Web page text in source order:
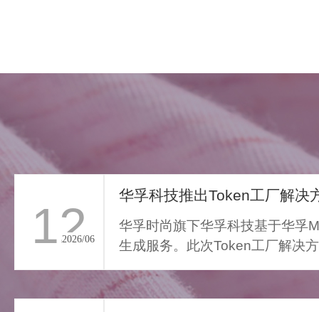
>
12
2026/06
华孚科技推出Token工厂解决
华孚时尚旗下华孚科技基于华孚
生成服务。此次Token工厂解决